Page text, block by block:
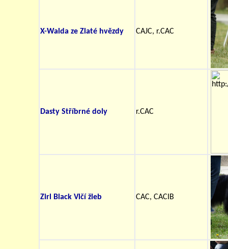
X-Walda ze Zlaté hvězdy CAJC, r.CAC
Dasty Stříbrné doly r.CAC
Zirl Black Vlčí žleb CAC, CACIB